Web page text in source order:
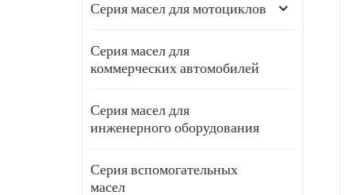
Серия масел для мотоциклов
Серия масел для
коммерческих автомобилей
Серия масел для
инженерного оборудования
Серия вспомогательных
масел